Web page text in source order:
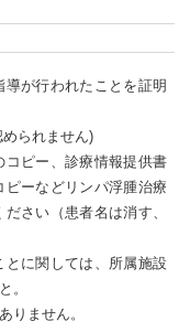
が行われたことを証明
られません)
ピー、診療情報提供書
ーなどリンパ浮腫治療
さい（患者名は消す、
とに関しては、所属施設
。
りません。